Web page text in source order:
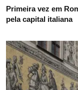
Primeira vez em
pela capital italiana